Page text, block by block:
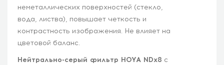
неметаллических поверхностей (стекло,
вода, листва), повышает четкость и
контрастность изображения. Не влияет на
цветовой баланс.
Нейтрально-серый фильтр HOYA NDx8 с